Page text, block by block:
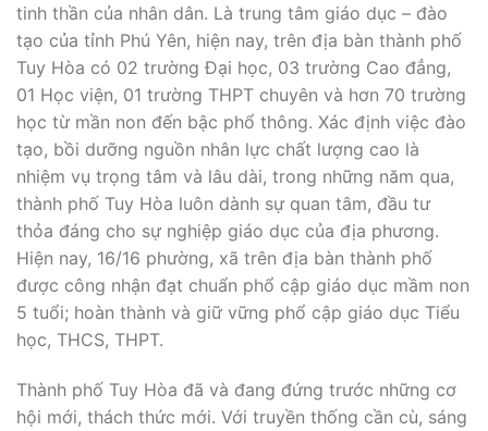
tinh thần của nhân dân. Là trung tâm giáo dục – đào
tạo của tỉnh Phú Yên, hiện nay, trên địa bàn thành phố
Tuy Hòa có 02 trường Đại học, 03 trường Cao đẳng,
01 Học viện, 01 trường THPT chuyên và hơn 70 trường
học từ mần non đến bậc phổ thông. Xác định việc đào
tạo, bồi dưỡng nguồn nhân lực chất lượng cao là
nhiệm vụ trọng tâm và lâu dài, trong những năm qua,
thành phố Tuy Hòa luôn dành sự quan tâm, đầu tư
thỏa đáng cho sự nghiệp giáo dục của địa phương.
Hiện nay, 16/16 phường, xã trên địa bàn thành phố
được công nhận đạt chuẩn phổ cập giáo dục mầm non
5 tuổi; hoàn thành và giữ vững phổ cập giáo dục Tiểu
học, THCS, THPT.
Thành phố Tuy Hòa đã và đang đứng trước những cơ
hội mới, thách thức mới. Với truyền thống cần cù, sáng